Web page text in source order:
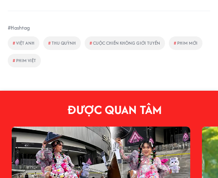
#Hashtag
#VIỆT ANH #THU QUỲNH #CUỘC CHIẾN KHÔNG GIỚI TUYẾN # PHIM MỚI
# PHIM VIỆT
ĐƯỢC QUAN TÂM